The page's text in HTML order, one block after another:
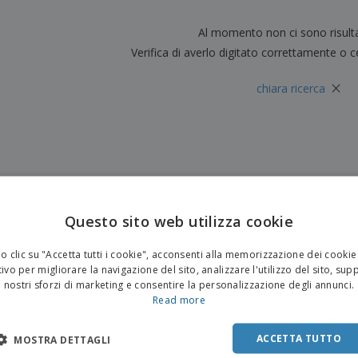
Al momento non ci sono
Verifica di averlo digitato correttamente o
chiara ricerca ×
Questo sito web utilizza cookie
clic su "Accetta tutti i cookie", acconsenti alla memorizzazione dei
per migliorare la navigazione del sito, analizzare l'utilizzo del sito,
nostri sforzi di marketing e consentire la personalizzazione degli annunci.
Read more
ACCETTA TUTTO
MOSTRA DETTAGLI